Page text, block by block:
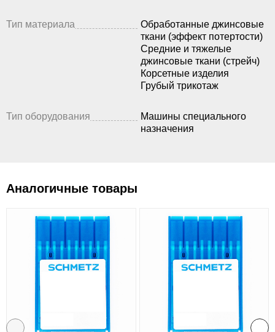
Тип материала
Обработанные джинсовые
ткани (эффект потертости)
Средние и тяжелые
джинсовые ткани (стрейч)
Корсетные изделия
Грубый трикотаж
Тип оборудования
Машины специального
назначения
Аналогичные товары